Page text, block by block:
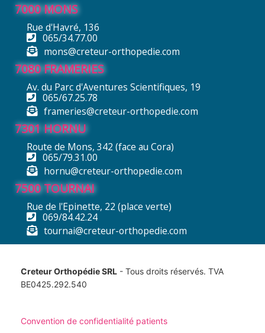
7000 MONS
Rue d'Havré, 136
065/34.77.00
mons@creteur-orthopedie.com
7080 FRAMERIES
Av. du Parc d'Aventures Scientifiques, 19
065/67.25.78
frameries@creteur-orthopedie.com
7301 HORNU
Route de Mons, 342 (face au Cora)
065/79.31.00
hornu@creteur-orthopedie.com
7500 TOURNAI
Rue de l'Epinette, 22 (place verte)
069/84.42.24
tournai@creteur-orthopedie.com
Creteur Orthopédie SRL - Tous droits réservés. TVA
BE0425.292.540
Convention de confidentialité patients